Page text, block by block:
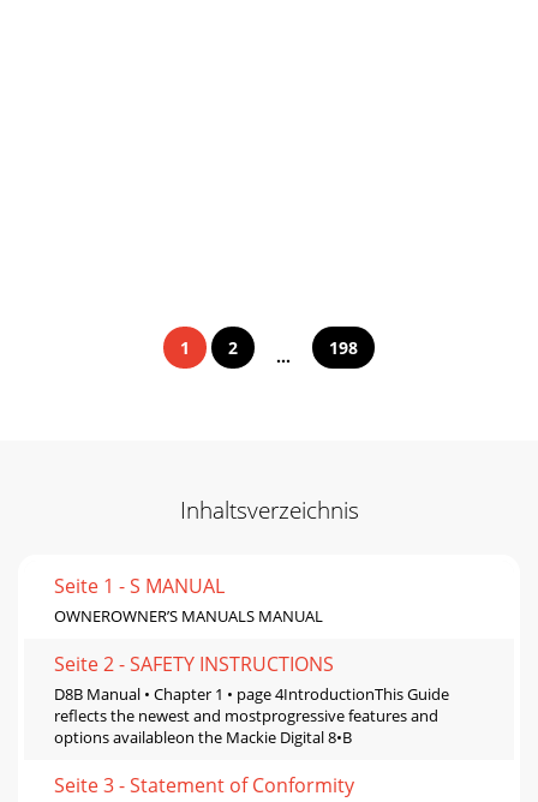
1 2 ... 198
Inhaltsverzeichnis
Seite 1 - S MANUAL
OWNEROWNER’S MANUALS MANUAL
Seite 2 - SAFETY INSTRUCTIONS
D8B Manual • Chapter 1 • page 4IntroductionThis Guide
reflects the newest and mostprogressive features and
options availableon the Mackie Digital 8•B
Seite 3 - Statement of Conformity